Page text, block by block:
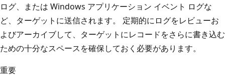
ログ、または Windows アプリケーション イベント ログな
ど、ターゲットに送信されます。 定期的にログをレビューお
よびアーカイブして、ターゲットにレコードをさらに書き込む
ための十分なスペースを確保しておく必要があります。
重要